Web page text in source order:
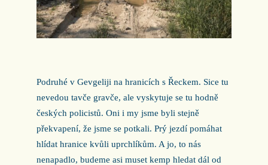
Podruhé v Gevgeliji na hranicích s Řeckem. Sice tu
nevedou tavče gravče, ale vyskytuje se tu hodně
českých policistů. Oni i my jsme byli stejně
překvapení, že jsme se potkali. Prý jezdí pomáhat
hlídat hranice kvůli uprchlíkům. A jo, to nás
nenapadlo, budeme asi muset kemp hledat dál od